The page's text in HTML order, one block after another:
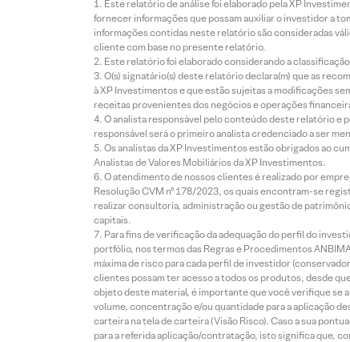
Este relatório de análise foi elaborado pela XP
fornecer informações que possam auxiliar o investidor a
informações contidas neste relatório são consideradas
cliente com base no presente relatório.
Este relatório foi elaborado considerando a
O(s) signatário(s) deste relatório declara(m) que as
à XP Investimentos e que estão sujeitas a modificações
receitas provenientes dos negócios e operações
O analista responsável pelo conteúdo deste relatório e
responsável será o primeiro analista credenciado a ser
Os analistas da XP Investimentos estão obrigados ao
Analistas de Valores Mobiliários da XP Investimentos.
O atendimento de nossos clientes é realizado por
Resolução CVM nº 178/2023, os quais encontram-se
realizar consultoria, administração ou gestão de
capitais.
Para fins de verificação da adequação do perfil do
portfólio, nos termos das Regras e Procedimentos
máxima de risco para cada perfil de investidor
clientes possam ter acesso a todos os produtos, desde
objeto deste material, é importante que você verifique se
volume, concentração e/ou quantidade para a aplicação
carteira na tela de carteira (Visão Risco). Caso a sua
para a referida aplicação/contratação, isto significa que,